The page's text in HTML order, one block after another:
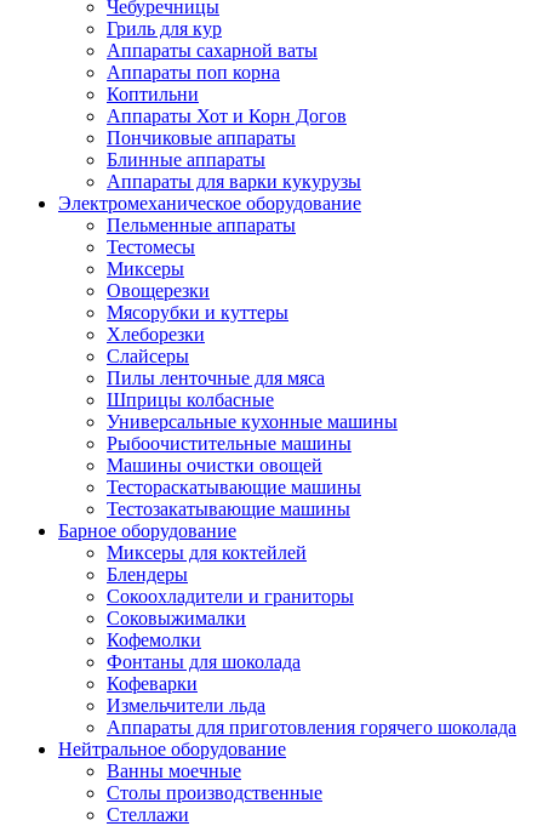
Чебуречницы
Гриль для кур
Аппараты сахарной ваты
Аппараты поп корна
Коптильни
Аппараты Хот и Корн Догов
Пончиковые аппараты
Блинные аппараты
Аппараты для варки кукурузы
Электромеханическое оборудование
Пельменные аппараты
Тестомесы
Миксеры
Овощерезки
Мясорубки и куттеры
Хлеборезки
Слайсеры
Пилы ленточные для мяса
Шприцы колбасные
Универсальные кухонные машины
Рыбоочистительные машины
Машины очистки овощей
Тестораскатывающие машины
Тестозакатывающие машины
Барное оборудование
Миксеры для коктейлей
Блендеры
Сокоохладители и граниторы
Соковыжималки
Кофемолки
Фонтаны для шоколада
Кофеварки
Измельчители льда
Аппараты для приготовления горячего шоколада
Нейтральное оборудование
Ванны моечные
Столы производственные
Стеллажи